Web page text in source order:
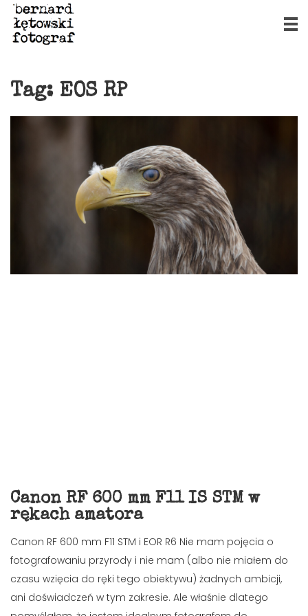
Tag: EOS RP
Canon RF 600 mm F11 IS STM w
rękach amatora
Canon RF 600 mm F11 STM i EOR R6 Nie mam pojęcia o
fotografowaniu przyrody i nie mam (albo nie miałem do
czasu wzięcia do ręki tego obiektywu) żadnych ambicji,
ani doświadczeń w tym zakresie. Ale właśnie dlatego